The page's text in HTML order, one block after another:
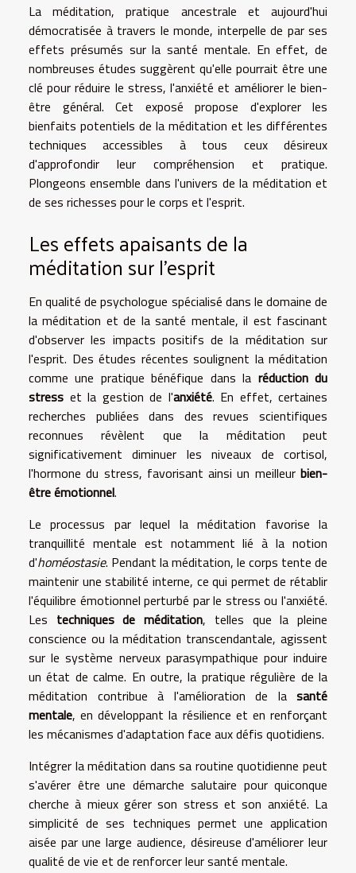
La méditation, pratique ancestrale et aujourd'hui
démocratisée à travers le monde, interpelle de par ses
effets présumés sur la santé mentale. En effet, de
nombreuses études suggèrent qu'elle pourrait être une
clé pour réduire le stress, l'anxiété et améliorer le bien-
être général. Cet exposé propose d'explorer les
bienfaits potentiels de la méditation et les différentes
techniques accessibles à tous ceux désireux
d'approfondir leur compréhension et pratique.
Plongeons ensemble dans l'univers de la méditation et
de ses richesses pour le corps et l'esprit.
Les effets apaisants de la
méditation sur l'esprit
En qualité de psychologue spécialisé dans le domaine de
la méditation et de la santé mentale, il est fascinant
d'observer les impacts positifs de la méditation sur
l'esprit. Des études récentes soulignent la méditation
comme une pratique bénéfique dans la réduction du
stress et la gestion de l'anxiété. En effet, certaines
recherches publiées dans des revues scientifiques
reconnues révèlent que la méditation peut
significativement diminuer les niveaux de cortisol,
l'hormone du stress, favorisant ainsi un meilleur bien-
être émotionnel.
Le processus par lequel la méditation favorise la
tranquillité mentale est notamment lié à la notion
d'homéostasie. Pendant la méditation, le corps tente de
maintenir une stabilité interne, ce qui permet de rétablir
l'équilibre émotionnel perturbé par le stress ou l'anxiété.
Les techniques de méditation, telles que la pleine
conscience ou la méditation transcendantale, agissent
sur le système nerveux parasympathique pour induire
un état de calme. En outre, la pratique régulière de la
méditation contribue à l'amélioration de la santé
mentale, en développant la résilience et en renforçant
les mécanismes d'adaptation face aux défis quotidiens.
Intégrer la méditation dans sa routine quotidienne peut
s'avérer être une démarche salutaire pour quiconque
cherche à mieux gérer son stress et son anxiété. La
simplicité de ses techniques permet une application
aisée par une large audience, désireuse d'améliorer leur
qualité de vie et de renforcer leur santé mentale.